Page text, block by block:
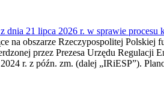
dnia 21 lipca 2026 r. w sprawie
na obszarze Rzeczypospolitej
przez Prezesa Urzędu
r. z późn. zm. (dalej „IRiESP”).